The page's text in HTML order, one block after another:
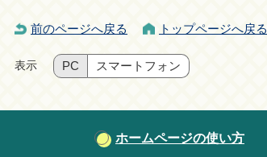
前のページへ戻る トップページへ戻る
表示 PC スマートフォン
ホームページの使い方